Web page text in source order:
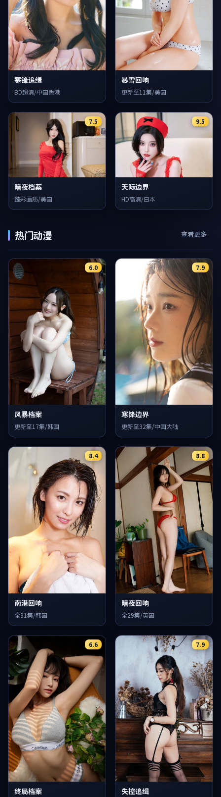
寒锋追缉
BD超清/中国香港
暴雪回响
更新至11集/美国
7.5
暗夜档案
臻彩画质/美国
9.5
天际边界
HD高清/日本
热门动漫 查看更多
6.0
风暴档案
更新至17集/韩国
7.9
寒锋边界
更新至32集/中国大陆
8.4
南港回响
全31集/韩国
8.8
暗夜回响
全29集/英国
6.6
终局档案
7.9
失控追缉